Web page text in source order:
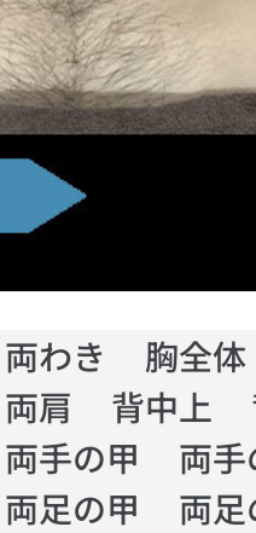
両わき
胸全体
両肩
背中上
両手の甲
両
両足の甲
両